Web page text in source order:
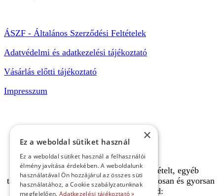
ÁSZF - Általános Szerződési Feltételek
Adatvédelmi és adatkezelési tájékoztató
Vásárlás előtti tájékoztató
Impresszum
A pályafoglalást, gokartverseny részvételt, egyéb
termékeinket, szolgáltatásainkat biztonságosan és gyorsan
bankkártyával is kifizetheted:
×
Ez a weboldal sütiket használ
Ez a weboldal sütiket használ a felhasználói
élmény javítása érdekében. A weboldalunk
használatával Ön hozzájárul az összes süti
használatához, a Cookie szabályzatunknak
megfelelően. Adatkezelési tájékoztató »